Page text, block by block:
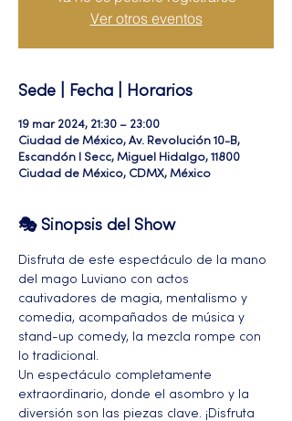
Ver otros eventos
Sede | Fecha | Horarios
19 mar 2024, 21:30 – 23:00
Ciudad de México, Av. Revolución 10-B,
Escandón I Secc, Miguel Hidalgo, 11800
Ciudad de México, CDMX, México
🎭 Sinopsis del Show
Disfruta de este espectáculo de la mano
del mago Luviano con actos
cautivadores de magia, mentalismo y
comedia, acompañados de música y
stand-up comedy, la mezcla rompe con
lo tradicional.
Un espectáculo completamente
extraordinario, donde el asombro y la
diversión son las piezas clave. ¡Disfruta